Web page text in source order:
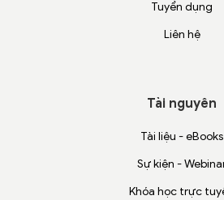
Tuyển dụng
Liên hệ
Tài nguyên
Tài liệu - eBooks
Sự kiện -
Khóa học trực